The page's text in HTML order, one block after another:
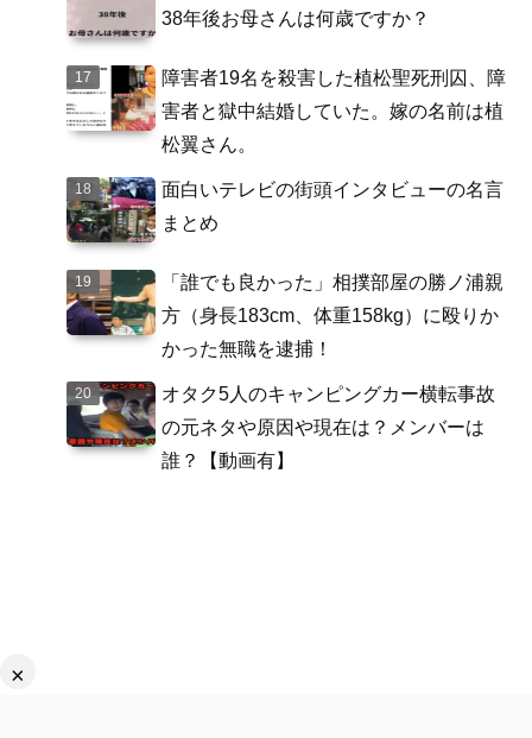
×
38年後お母さんは何歳ですか？
障害者19名を殺害した植松聖死刑囚、障
害者と獄中結婚していた。嫁の名前は植
松翼さん。
面白いテレビの街頭インタビューの名言
まとめ
「誰でも良かった」相撲部屋の勝ノ浦親
方（身長183cm、体重158kg）に殴りか
かった無職を逮捕！
オタク5人のキャンピングカー横転事故
の元ネタや原因や現在は？メンバーは
誰？【動画有】